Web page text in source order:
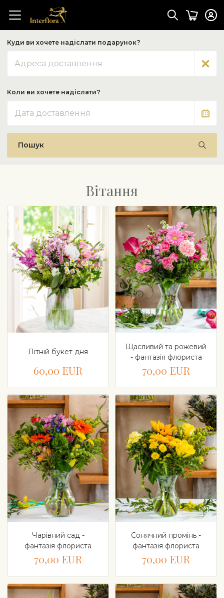
Куди ви хочете надіслати подарунок?
Коли ви хочете надіслати?
Пошук
Вітання
Літній букет дня
60,00 EUR
Щасливий та рожевий
- фантазія флориста
70,00 EUR
Чарівний сад -
фантазія флориста
70,00 EUR
Сонячний промінь -
фантазія флориста
70,00 EUR